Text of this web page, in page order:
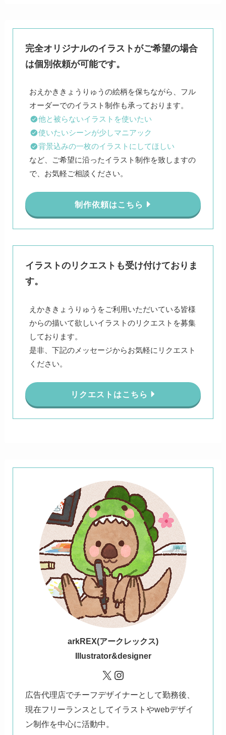
完全オリジナルのイラストがご希望の場合
は個別依頼が可能です。
おえかききょうりゅうの絵柄を保ちながら、フル
他と被らないイラストを使いたい
使いたいシーンが少しマニアック
背景込みの一枚のイラストにしてほしい
など、ご希望に沿ったイラスト制作を致しますの
で、お気軽ご相談ください。
制作依頼はこちら
イラストのリクエストも受け付けておりま
す。
えかききょうりゅうをご利用いただいている皆様
からの描いて欲しいイラストのリクエストを募集
しております。
是非、下記のメッセージからお気軽にリクエスト
ください。
リクエストはこちら
arkREX(アークレックス)
Illustrator&designer
X Instagram
広告代理店でチーフデザイナーとして勤務後、
現在フリーランスとしてイラストやwebデザイ
ン制作を中心に活動中。